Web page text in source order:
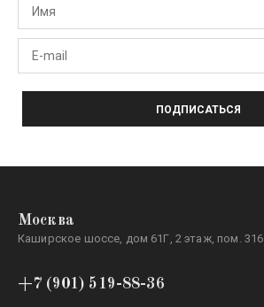
ПОДПИСАТЬСЯ
Москва
Каширское шоссе, дом 61Г, 2 этаж, пом. 316
+7 (901) 519-88-36